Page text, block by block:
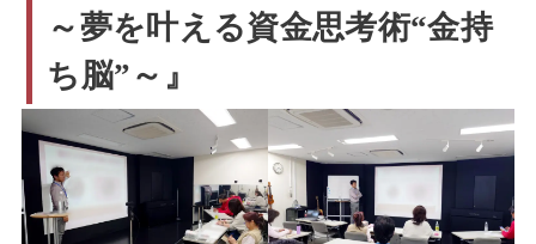
～夢を叶える資金思考術“金持
ち脳” ～』